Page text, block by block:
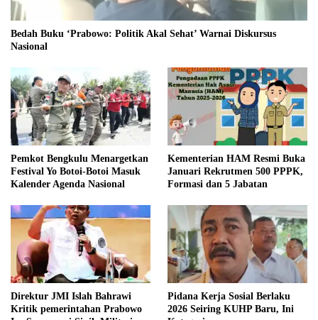
Bedah Buku ‘Prabowo: Politik Akal Sehat’ Warnai Diskursus
Nasional
Pemkot Bengkulu Menargetkan
Festival Yo Botoi-Botoi Masuk
Kalender Agenda Nasional
Kementerian HAM Resmi Buka
Januari Rekrutmen 500 PPPK,
Formasi dan 5 Jabatan
Direktur JMI Islah Bahrawi
Kritik pemerintahan Prabowo
Pidana Kerja Sosial Berlaku
2026 Seiring KUHP Baru, Ini